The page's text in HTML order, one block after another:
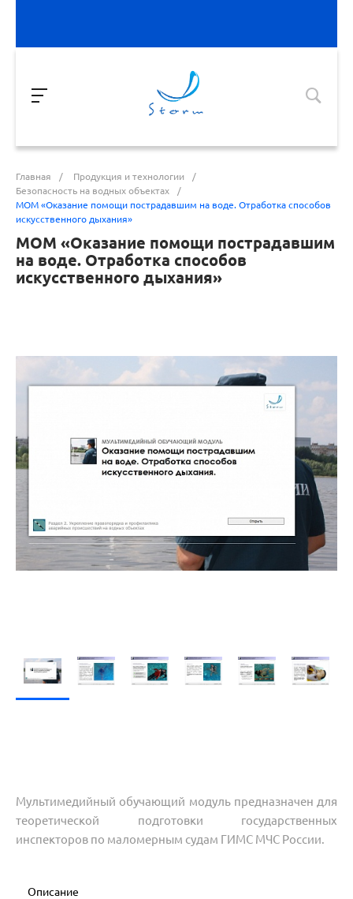
Главная / Продукция и технологии
/
Безопасность на водных объектах
/
МОМ «‎Оказание помощи пострадавшим на воде. Отработка способов
искусственного дыхания»‎
МОМ «‎Оказание помощи пострадавшим
на воде. Отработка способов
искусственного дыхания»‎
Мультимедийный обучающий модуль предназначен для
теоретической подготовки государственных
инспекторов по маломерным судам ГИМС МЧС России.
Описание